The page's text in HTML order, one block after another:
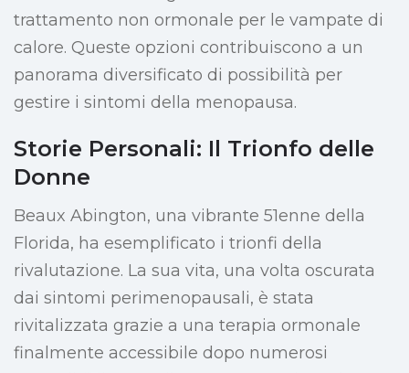
trattamento non ormonale per le vampate di
calore. Queste opzioni contribuiscono a un
panorama diversificato di possibilità per
gestire i sintomi della menopausa.
Storie Personali: Il Trionfo delle
Donne
Beaux Abington, una vibrante 51enne della
Florida, ha esemplificato i trionfi della
rivalutazione. La sua vita, una volta oscurata
dai sintomi perimenopausali, è stata
rivitalizzata grazie a una terapia ormonale
finalmente accessibile dopo numerosi